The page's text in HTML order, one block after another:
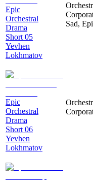
Epic
Orchestral
Drama
Short 05
Yevhen
Lokhmatov
Sad,
Epic
Orchestral
Drama
Short 06
Yevhen
Lokhmatov